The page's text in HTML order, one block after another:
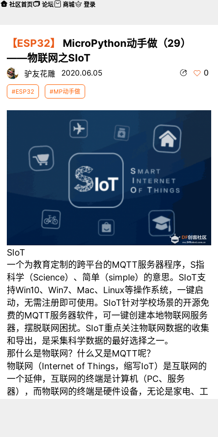
【ESP32】
MicroPython动手做（29）
——物联网之SIoT
驴友花雕 2020.06.05 0
#ESP32 #MP动手做
SIoT
一个为教育定制的跨平台的MQTT服务器程序，S指
科学（Science）、简单（simple）的意思。SIoT支
持Win10、Win7、Mac、Linux等操作系统，一键启
动，无需注册即可使用。SIoT针对学校场景的开源免
费的MQTT服务器软件，可一键创建本地物联网服务
器，摆脱联网困扰。SIoT重点关注物联网数据的收集
和导出，是采集科学数据的最好选择之一。
那什么是物联网？什么又是MQTT呢？
物联网（Internet of Things，缩写IoT）是互联网的
一个延伸，互联网的终端是计算机（PC、服务
器），而物联网的终端是硬件设备，无论是家电、工
社区首页 论坛 商城 登录